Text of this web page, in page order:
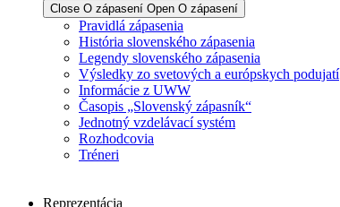
Close O zápasení Open O zápasení
Pravidlá zápasenia
História slovenského zápasenia
Legendy slovenského zápasenia
Výsledky zo svetových a európskych podujatí
Informácie z UWW
Časopis „Slovenský zápasník“
Jednotný vzdelávací systém
Rozhodcovia
Tréneri
Reprezentácia